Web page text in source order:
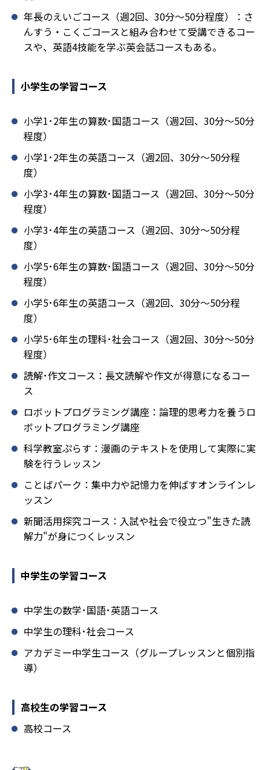
年長のえいごコース（週2回、30分～50分程度）：さ
んすう・こくごコースと組み合わせて受講できるコー
スや、英語4技能を学ぶ英会話コースもある。
小学生の学習コース
小学1･2年生の算数･国語コース（週2回、30分～50分
程度）
小学1･2年生の英語コース（週2回、30分～50分程
度）
小学3･4年生の算数･国語コース（週2回、30分～50分
程度）
小学3･4年生の英語コース（週2回、30分～50分程
度）
小学5･6年生の算数･国語コース（週2回、30分～50分
程度）
小学5･6年生の英語コース（週2回、30分～50分程
度）
小学5･6年生の理科･社会コース（週2回、30分～50分
程度）
読解･作文コース：長文読解や作文が得意になるコー
ス
ロボットプログラミング講座：論理的思考力を養うロ
ボットプログラミング講座
科学教室ぷらす：漫画のテキストを使用して実際に実
験を行うレッスン
ことばパーク：集中力や記憶力を伸ばすオンラインレ
ッスン
新聞活用探究コース：入試や社会で役立つ"生きた読
解力"が身につくレッスン
中学生の学習コース
中学生の数学･国語･英語コース
中学生の理科･社会コース
アカデミー中学生コース（グループレッスンと個別指
導）
高校生の学習コース
高校コース